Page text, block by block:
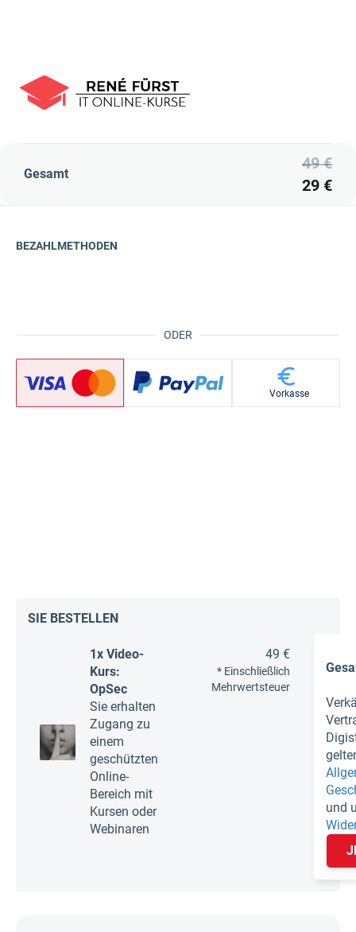
Gesamt
49 €
29 €
ODER
BEZAHLMETHODEN
Vorkasse
SIE BESTELLEN
1x Video-
Kurs:
OpSec
Sie erhalten
Zugang zu
einem
geschützten
Online-
Bereich mit
Kursen oder
Webinaren
49 €
* Einschließlich
Mehrwertsteuer
und